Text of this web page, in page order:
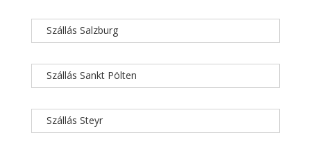
Szállás Salzburg
Szállás Sankt Pölten
Szállás Steyr